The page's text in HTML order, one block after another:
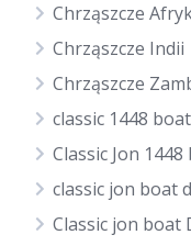
Chrząszcze
Chrząszcze Indii
Chrząszcze
classic 1448
Classic Jon
classic jon boat
Classic jon boat